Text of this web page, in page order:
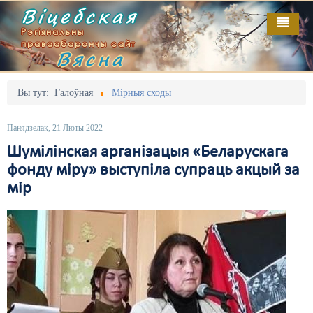
Віцебская
Рэгіянальны
праваабарончы сайт
Вясна
Вы тут: Галоўная Мірныя сходы
Панядзелак, 21 Люты 2022
Шумілінская арганізацыя «Беларускага
фонду міру» выступіла супраць акцый за
мір
Галоўная
Адміністрацыйны перасьлед
Безбар'ернае асяродзьдзе
Выбары
Дзяржава
Дыскрымінацыя
Затрыманьні
Выданьні
Кантакт
Пра нас